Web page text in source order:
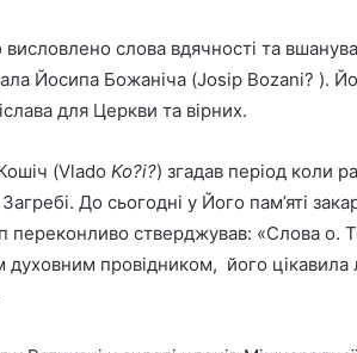
слова вдячності та
Йосипа Божаніча (Josip Bozani? ).
для Церкви та вірних.
(Vlado Ko?i?) згадав період коли
Загребі. До сьогодні у Його пам’яті
стверджував: «Слова о.
духовним провідником, його